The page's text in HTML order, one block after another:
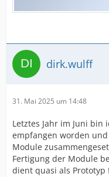
dirk.wulff
31. Mai 2025 um 14:48
Letztes Jahr im Juni
empfangen worden
Module
Fertigung der Module
dient quasi als